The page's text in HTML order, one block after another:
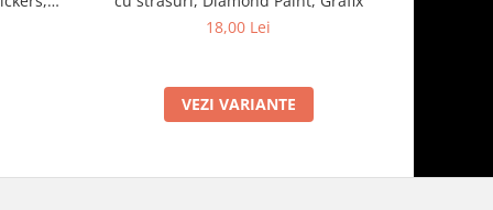
18,00 Lei
VEZI VARIANTE